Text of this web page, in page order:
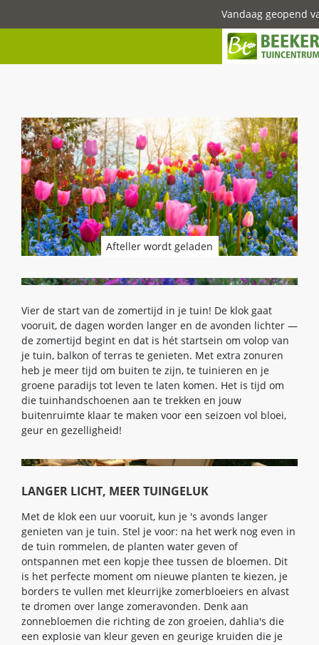
a
Vandaag geopend
Afteller wordt geladen
Vier de start van de zomertijd in je tuin! De klok gaat
vooruit, de dagen worden langer en de avonden lichter —
de zomertijd begint en dat is hét startsein om volop van
je tuin, balkon of terras te genieten. Met extra zonuren
heb je meer tijd om buiten te zijn, te tuinieren en je
groene paradijs tot leven te laten komen. Het is tijd om
die tuinhandschoenen aan te trekken en jouw
buitenruimte klaar te maken voor een seizoen vol bloei,
geur en gezelligheid!
LANGER LICHT, MEER TUINGELUK
Met de klok een uur vooruit, kun je 's avonds langer
genieten van je tuin. Stel je voor: na het werk nog even in
de tuin rommelen, de planten water geven of
ontspannen met een kopje thee tussen de bloemen. Dit
is het perfecte moment om nieuwe planten te kiezen, je
borders te vullen met kleurrijke zomerbloeiers en alvast
te dromen over lange zomeravonden. Denk aan
zonnebloemen die richting de zon groeien, dahlia's die
een explosie van kleur geven en geurige kruiden die je